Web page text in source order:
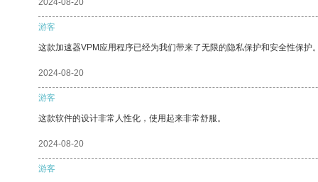
2024-08-20
游客
这款加速器VPM应用程序已经为我们带来了无限的隐私保护和安全性保护
2024-08-20
游客
这款软件的设计非常人性化，使用起来非常舒服。
2024-08-20
游客